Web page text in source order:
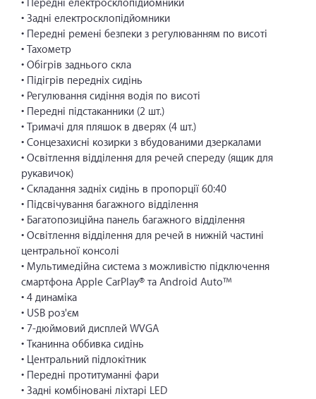
• Передні електросклопідйомники
• Задні електросклопідйомники
• Передні ремені безпеки з регулюванням по висоті
• Тахометр
• Обігрів заднього скла
• Підігрів передніх сидінь
• Регулювання сидіння водія по висоті
• Передні підстаканники (2 шт.)
• Тримачі для пляшок в дверях (4 шт.)
• Сонцезахисні козирки з вбудованими дзеркалами
• Освітлення відділення для речей спереду (ящик для
рукавичок)
• Складання задніх сидінь в пропорції 60:40
• Підсвічування багажного відділення
• Багатопозиційна панель багажного відділення
• Освітлення відділення для речей в нижній частині
центральної консолі
• Мультимедійна система з можливістю підключення
смартфона Apple CarPlay® та Android Auto™
• 4 динаміка
• USB роз'єм
• 7-дюймовий дисплей WVGA
• Тканинна оббивка сидінь
• Центральний підлокітник
• Передні протитуманні фари
• Задні комбіновані ліхтарі LED